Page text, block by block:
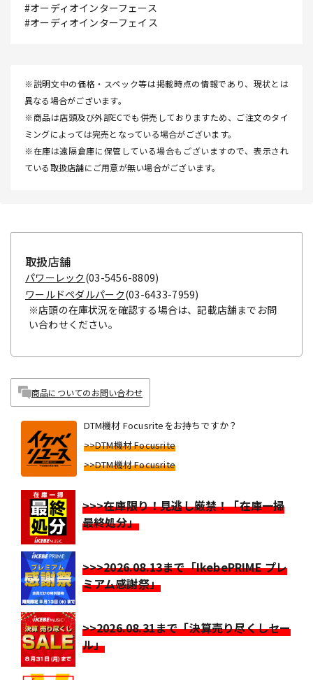
#オーディオインターフェース
#オーディオインターフェイス
※説明文中の価格・スペック等は掲載時点の情報であり、現状とは
異なる場合がございます。
※商品は店頭及び外部ECでも併売しておりますため、ご注文のタイ
ミングによっては完売となっている場合がございます。
※在庫は遠隔倉庫に保管している場合もございますので、表示され
ている取扱店舗にご用意が無い場合がございます。
取扱店舗
パワーレック (03-5456-8809)
ワールドペダルパーク(03-6433-7959)
※店頭の在庫状況を確認する場合は、記載店舗までお問
い合わせください。
商品についてのお問い合わせ
DTM機材 Focusriteをお持ちですか？
>>DTM機材 Focusrite
>>DTM機材 Focusrite
>>>在庫限り！見逃し厳禁！「在庫一掃
最終処分」
>>>2026.08.13まで「IkebePRIME プレ
ミアム感謝祭」
>>2026.08.31まで「決算売り尽くしセー
ル」